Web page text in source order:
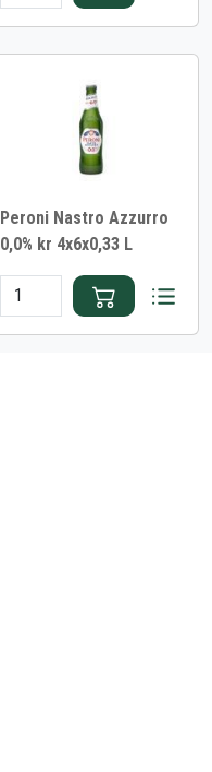
Peroni Nastro Azzurro
0,0% kr 4x6x0,33 L